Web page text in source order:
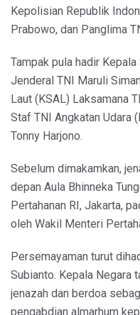
Kepolisian Republik
Prabowo, dan Panglima
Tampak pula hadir
Jenderal TNI Maruli
Laut (KSAL) Laksamana
Staf TNI Angkatan Udara
Tonny Harjono.
Sebelum dimakamkan,
depan Aula Bhinneka
Pertahanan RI, Jakarta,
oleh Wakil Menteri
Persemayaman turut
Subianto. Kepala Negara
jenazah dan berdoa
pengabdian almarhum